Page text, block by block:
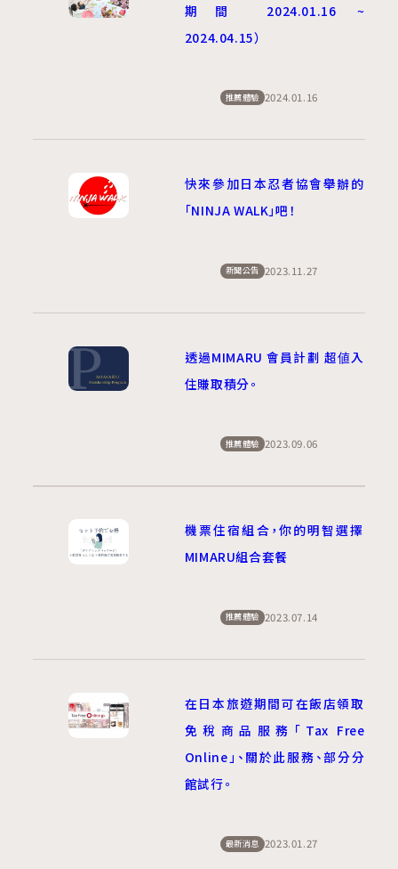
期間 2024.01.16 ~
2024.04.15）
推薦體驗 2024.01.16
快來參加日本忍者協會舉辦的
「NINJA WALK」吧！
新聞公告 2023.11.27
透過MIMARU 會員計劃 超値入
住賺取積分。
推薦體驗 2023.09.06
機票住宿組合，你的明智選擇
MIMARU組合套餐
推薦體驗 2023.07.14
在日本旅遊期間可在飯店領取
免稅商品服務「Tax Free
Online」、關於此服務、部分分
館試行。
最新消息 2023.01.27